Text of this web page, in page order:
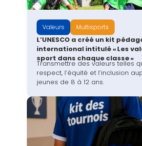
Valeurs Multisports
L’UNESCO a créé un kit
international intitulé « Les
sport dans chaque classe »
Transmettre des valeurs telles
respect, l’équité et l’inclusion
jeunes de 8 à 12 ans.